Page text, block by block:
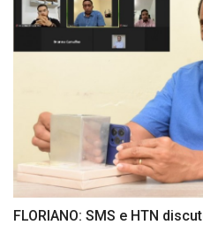
FLORIANO: SMS e HTN